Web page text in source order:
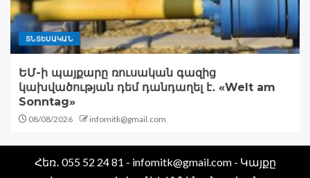
ՏՆՏԵՍԱԿԱՆ
ԵՄ-ի պայքարը ռուսական գազից
կախվածության դեմ դանդաղել է․ «Welt am
Sonntag»
08/08/2026 infomitk@gmail.com
Հեռ․ 055 52 24 81 - infomitk@gmail.com - Կայքը